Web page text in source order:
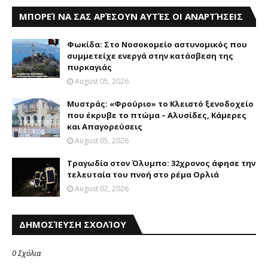
ΜΠΟΡΕΊ ΝΑ ΣΑΣ ΑΡΈΣΟΥΝ ΑΥΤΈΣ ΟΙ ΑΝΑΡΤΉΣΕΙΣ
Φωκίδα: Στο Νοσοκομείο αστυνομικός που
συμμετείχε ενεργά στην κατάσβεση της
πυρκαγιάς
August 05, 2026
Mυστράς: «Φρούριο» το Kλειστό ξενοδοχείο
που έκρυβε το πτώμα – Aλυσίδες, Kάμερες
και Aπαγορεύσεις
August 05, 2026
Τραγωδία στον Όλυμπο: 32χρονος άφησε την
τελευταία του πνοή στο ρέμα Ορλιά
August 02, 2026
ΔΗΜΟΣΊΕΥΣΗ ΣΧΟΛΊΟΥ
0 Σχόλια